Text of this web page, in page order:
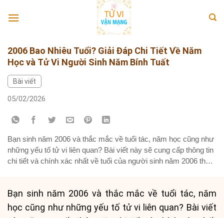
2006 Bao Nhiêu Tuổi? Giải Đáp Chi Tiết Về Năm
Học và Tử Vi Người Sinh Năm Bính Tuất
Bài viết
05/02/2026
Bạn sinh năm 2006 và thắc mắc về tuổi tác, năm học cũng như
những yếu tố tử vi liên quan? Bài viết này sẽ cung cấp thông tin
chi tiết và chính xác nhất về tuổi của người sinh năm 2006 theo
Bạn sinh năm 2006 và thắc mắc về tuổi tác, năm
học cũng như những yếu tố tử vi liên quan? Bài viết